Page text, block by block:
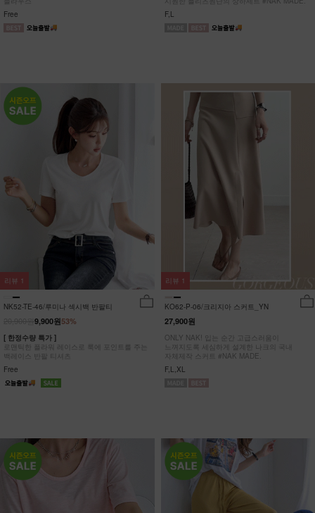
Free
F,L
NK52-TE-46/루미나 섹시백 반팔티
53%
9,900원
[ 한정수량 특가 ]
로맨틱한 플라워 레이스로 룩에 포인트를 주는
백레이스 반팔 티셔츠
Free
리뷰 1
KO62-P-06/크리지아 스커트_YN
27,900원
ONLY NAK! 입는 순간 고급스러움이
느껴지도록 세심하게 설계한 나크의 국내
자체제작 스커트 #NAK MADE.
F,L,XL
리뷰 1